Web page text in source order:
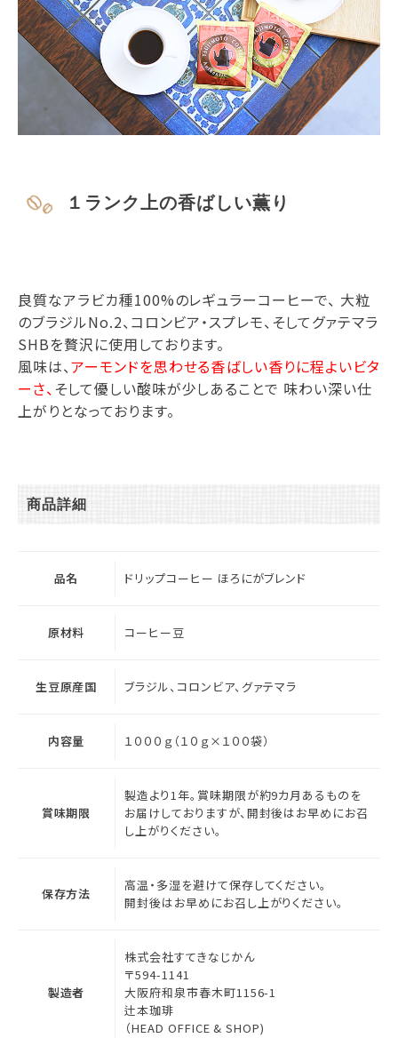
１ランク上の香ばしい薫り
良質なアラビカ種100%のレギュラーコーヒーで、 大粒
のブラジルNo.2、コロンビア・スプレモ、そしてグァテマラ
SHBを贅沢に使用しております。
風味は、アーモンドを思わせる香ばしい香りに程よいビタ
ーさ、 そして優しい酸味が少しあることで 味わい深い仕
上がりとなっております。
商品詳細
品名 ドリップコーヒー ほろにがブレンド
原材料 コーヒー豆
生豆原産国 ブラジル、コロンビア、グァテマラ
内容量 １０００ｇ（１０ｇ×１００袋）
賞味期限
製造より1年。賞味期限が約9カ月あるものを
お届けしておりますが、開封後はお早めにお召
し上がりください。
保存方法
高温・多湿を避けて保存してください。
開封後はお早めにお召し上がりください。
製造者
株式会社すてきなじかん
〒594-1141
大阪府和泉市春木町1156-1
辻本珈琲
（HEAD OFFICE & SHOP)